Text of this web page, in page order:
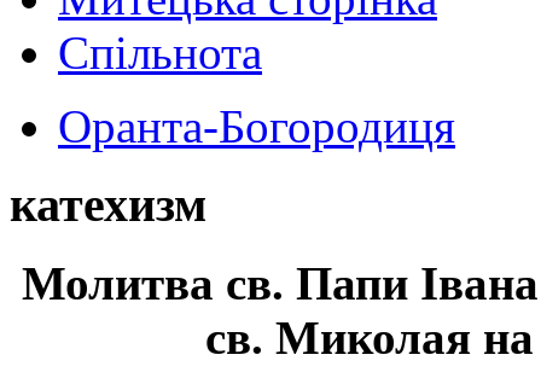
Спільнота
Оранта-Богородиця
катехизм
Молитва св. Папи
св. Миколая на